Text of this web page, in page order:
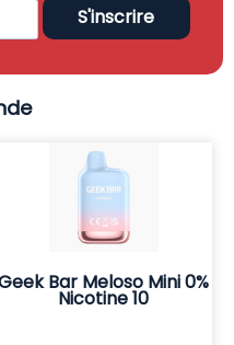
S'inscrire
Bar Meloso Mini 0%
Nicotine 10